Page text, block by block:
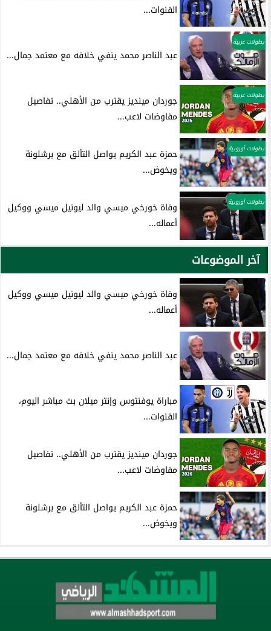
القنوات...
بطولات عربية
عبد الناصر محمد ينفي خلافه مع معتمد جمال...
بطولات عربية
جوردان مينديز يقترب من الأهلي.. تفاصيل
مفاوضات لاعب...
بطولات أوروبية
حمزة عبد الكريم يواصل التألق مع برشلونة
ويخوض...
بطولات أوروبية
وفاة خورخي ميسي والد ليونيل ميسي ووكيل
أعماله...
آخر الموضوعات
وفاة خورخي ميسي والد ليونيل ميسي ووكيل
أعماله...
عبد الناصر محمد ينفي خلافه مع معتمد جمال...
مباراة يوفنتوس وإنتر ميلان بث مباشر اليوم،
القنوات...
جوردان مينديز يقترب من الأهلي.. تفاصيل
مفاوضات لاعب...
حمزة عبد الكريم يواصل التألق مع برشلونة
ويخوض...